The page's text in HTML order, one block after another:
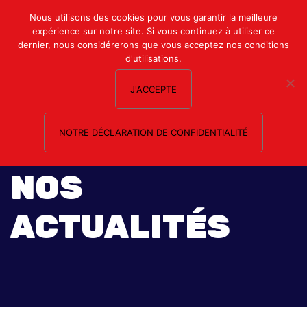
Mon compte
Nous contacter
NOS
ACTUALITÉS
Nous utilisons des cookies pour vous garantir la meilleure
expérience sur notre site. Si vous continuez à utiliser ce
dernier, nous considérerons que vous acceptez nos conditions
d'utilisations.
J'ACCEPTE
NOTRE DÉCLARATION DE CONFIDENTIALITÉ